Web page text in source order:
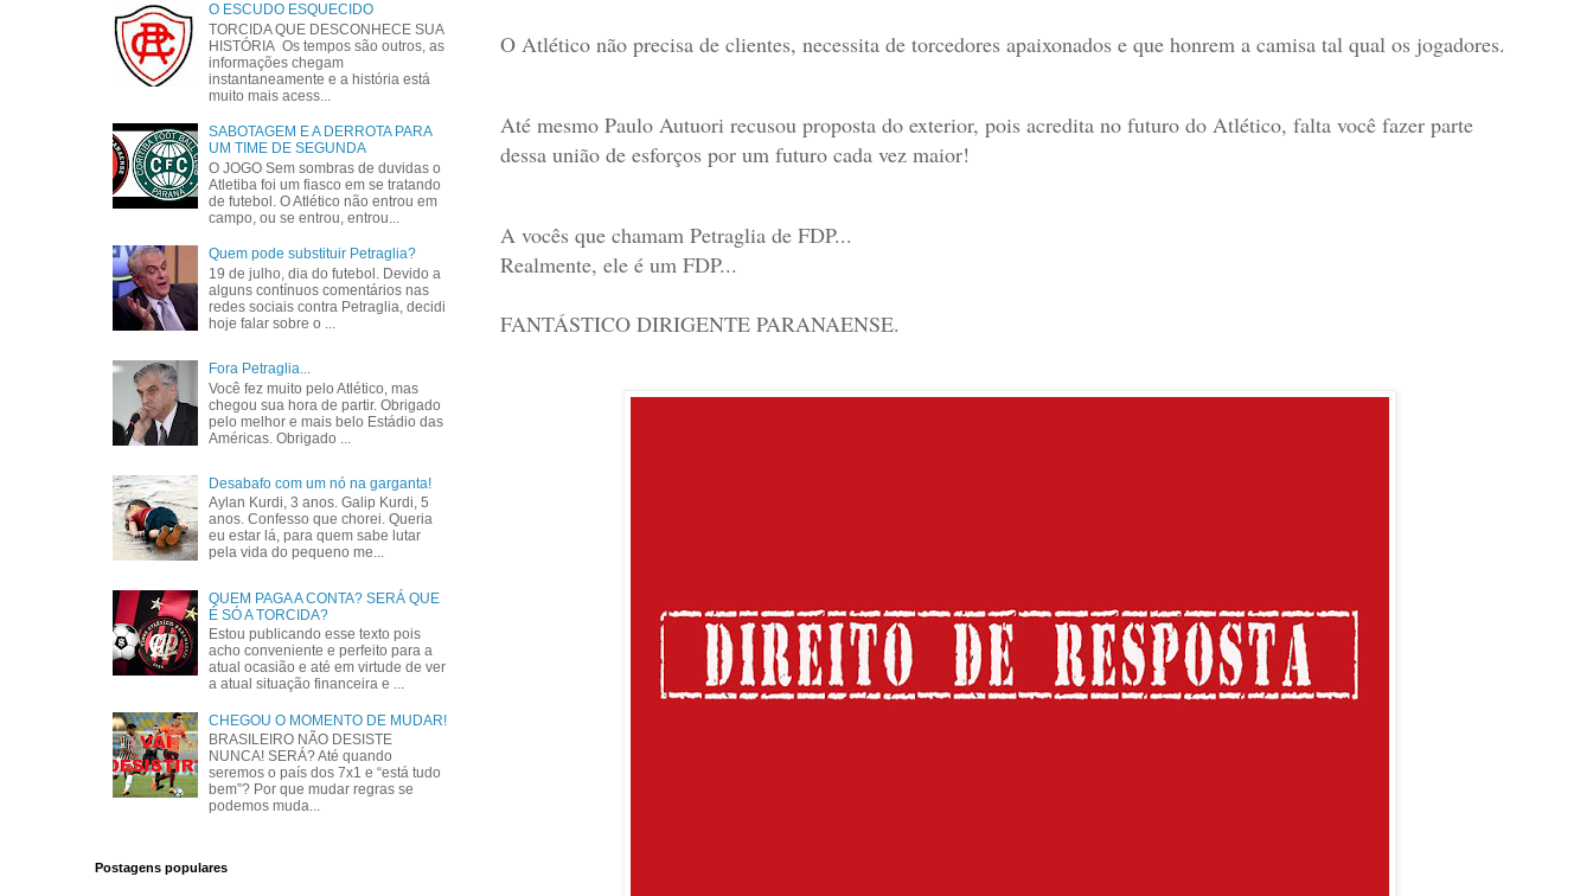
O Atlético não precisa de clientes, necessita de torcedores apaixonados e que honrem a camisa tal qual os jogadores.
Até mesmo Paulo Autuori recusou proposta do exterior, pois acredita no futuro do Atlético, falta você fazer parte
dessa união de esforços por um futuro cada vez maior!
A vocês que chamam Petraglia de FDP...
Realmente, ele é um FDP...
FANTÁSTICO DIRIGENTE PARANAENSE.
O ESCUDO ESQUECIDO
TORCIDA QUE DESCONHECE SUA
HISTÓRIA Os tempos são outros, as
informações chegam
instantaneamente e a história está
muito mais acess...
SABOTAGEM E A DERROTA PARA
UM TIME DE SEGUNDA
O JOGO Sem sombras de duvidas o
Atletiba foi um fiasco em se tratando
de futebol. O Atlético não entrou em
campo, ou se entrou, entrou...
Quem pode substituir Petraglia?
19 de julho, dia do futebol. Devido a
alguns contínuos comentários nas
redes sociais contra Petraglia, decidi
hoje falar sobre o ...
Fora Petraglia...
Você fez muito pelo Atlético, mas
chegou sua hora de partir. Obrigado
pelo melhor e mais belo Estádio das
Américas. Obrigado ...
Desabafo com um nó na garganta!
Aylan Kurdi, 3 anos. Galip Kurdi, 5
anos. Confesso que chorei. Queria
eu estar lá, para quem sabe lutar
pela vida do pequeno me...
QUEM PAGA A CONTA? SERÁ QUE
É SÓ A TORCIDA?
Estou publicando esse texto pois
acho conveniente e perfeito para a
atual ocasião e até em virtude de ver
a atual situação financeira e ...
CHEGOU O MOMENTO DE MUDAR!
BRASILEIRO NÃO DESISTE
NUNCA! SERÁ? Até quando
seremos o país dos 7x1 e “está tudo
bem”? Por que mudar regras se
podemos muda...
Postagens populares